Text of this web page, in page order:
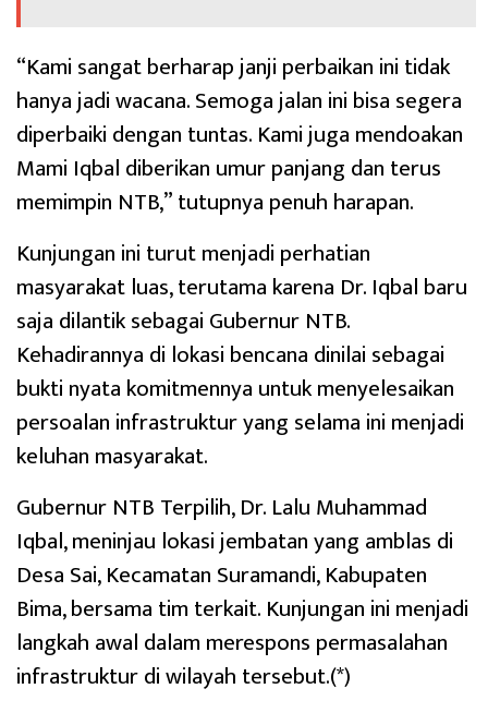
“Kami sangat berharap janji perbaikan ini tidak
hanya jadi wacana. Semoga jalan ini bisa segera
diperbaiki dengan tuntas. Kami juga mendoakan
Mami Iqbal diberikan umur panjang dan terus
memimpin NTB,” tutupnya penuh harapan.
Kunjungan ini turut menjadi perhatian
masyarakat luas, terutama karena Dr. Iqbal baru
saja dilantik sebagai Gubernur NTB.
Kehadirannya di lokasi bencana dinilai sebagai
bukti nyata komitmennya untuk menyelesaikan
persoalan infrastruktur yang selama ini menjadi
keluhan masyarakat.
Gubernur NTB Terpilih, Dr. Lalu Muhammad
Iqbal, meninjau lokasi jembatan yang amblas di
Desa Sai, Kecamatan Suramandi, Kabupaten
Bima, bersama tim terkait. Kunjungan ini menjadi
langkah awal dalam merespons permasalahan
infrastruktur di wilayah tersebut.(*)